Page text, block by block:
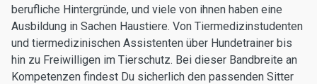
berufliche Hintergründe, und viele von ihnen haben eine
Ausbildung in Sachen Haustiere. Von Tiermedizinstudenten
und tiermedizinischen Assistenten über Hundetrainer bis
hin zu Freiwilligen im Tierschutz. Bei dieser Bandbreite an
Kompetenzen findest Du sicherlich den passenden Sitter